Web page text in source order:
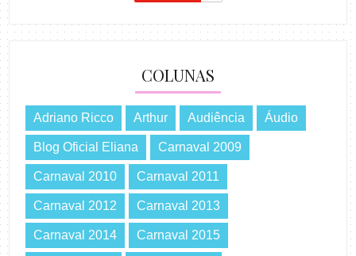
COLUNAS
Adriano Ricco Arthur Audiência Áudio
Blog Oficial Eliana Carnaval 2009
Carnaval 2010 Carnaval 2011
Carnaval 2012 Carnaval 2013
Carnaval 2014 Carnaval 2015